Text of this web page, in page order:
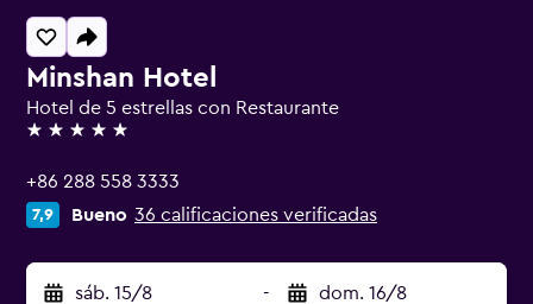
Minshan Hotel
Hotel de 5 estrellas con Restaurante
5 estrellas
+86 288 558 3333
7,9 Bueno 36 calificaciones verificadas
sáb. 15/8 - dom. 16/8